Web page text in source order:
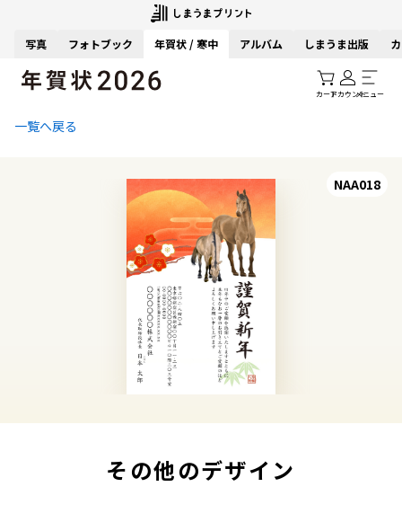
写真 フォトブック 年賀状 / 寒中 アルバム しまうま出版
カートアカウントメニュー
一覧へ戻る
NAA018
その他のデザイン